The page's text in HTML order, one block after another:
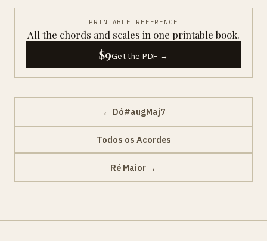
PRINTABLE REFERENCE
All the chords and scales in one printable book.
$9Get the PDF →
← Dó#augMaj7
Todos os Acordes
Ré Maior→